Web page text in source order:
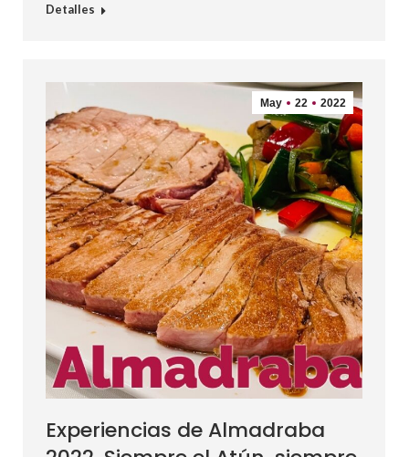
Detalles
May 22 2022
Experiencias de Almadraba